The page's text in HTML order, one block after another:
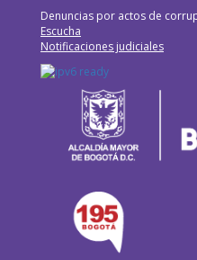
Denuncias por actos de
Escucha
Notificaciones judiciales